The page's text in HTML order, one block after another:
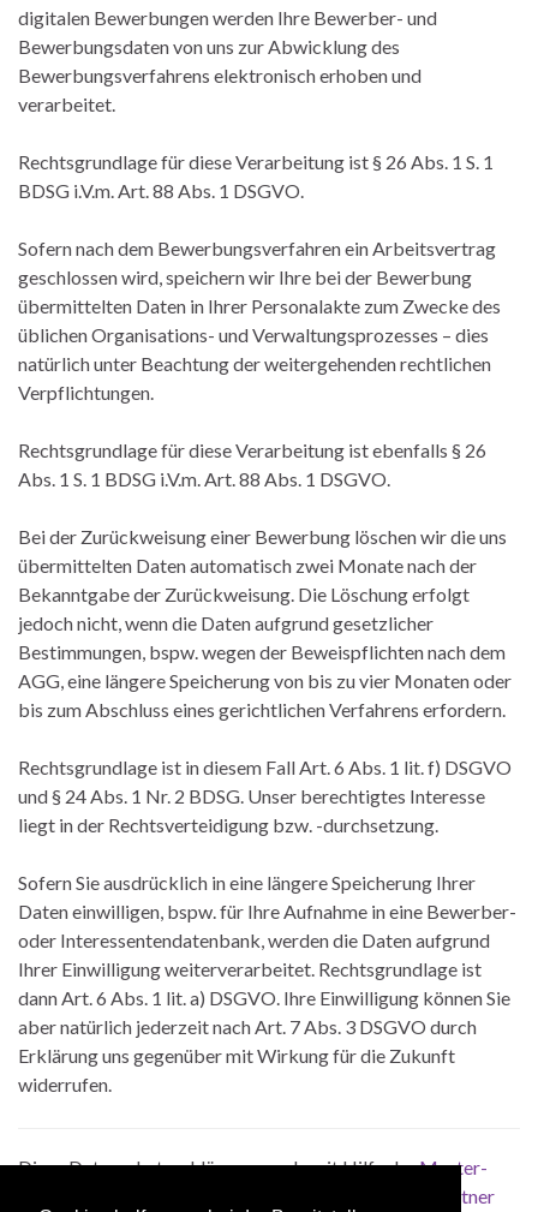
digitalen Bewerbungen werden Ihre Bewerber- und
Bewerbungsdaten von uns zur Abwicklung des
Bewerbungsverfahrens elektronisch erhoben und
verarbeitet.
Rechtsgrundlage für diese Verarbeitung ist § 26 Abs. 1 S. 1
BDSG i.V.m. Art. 88 Abs. 1 DSGVO.
Sofern nach dem Bewerbungsverfahren ein Arbeitsvertrag
geschlossen wird, speichern wir Ihre bei der Bewerbung
übermittelten Daten in Ihrer Personalakte zum Zwecke des
üblichen Organisations- und Verwaltungsprozesses – dies
natürlich unter Beachtung der weitergehenden rechtlichen
Verpflichtungen.
Rechtsgrundlage für diese Verarbeitung ist ebenfalls § 26
Abs. 1 S. 1 BDSG i.V.m. Art. 88 Abs. 1 DSGVO.
Bei der Zurückweisung einer Bewerbung löschen wir die uns
übermittelten Daten automatisch zwei Monate nach der
Bekanntgabe der Zurückweisung. Die Löschung erfolgt
jedoch nicht, wenn die Daten aufgrund gesetzlicher
Bestimmungen, bspw. wegen der Beweispflichten nach dem
AGG, eine längere Speicherung von bis zu vier Monaten oder
bis zum Abschluss eines gerichtlichen Verfahrens erfordern.
Rechtsgrundlage ist in diesem Fall Art. 6 Abs. 1 lit. f) DSGVO
und § 24 Abs. 1 Nr. 2 BDSG. Unser berechtigtes Interesse
liegt in der Rechtsverteidigung bzw. -durchsetzung.
Sofern Sie ausdrücklich in eine längere Speicherung Ihrer
Daten einwilligen, bspw. für Ihre Aufnahme in eine Bewerber-
oder Interessentendatenbank, werden die Daten aufgrund
Ihrer Einwilligung weiterverarbeitet. Rechtsgrundlage ist
dann Art. 6 Abs. 1 lit. a) DSGVO. Ihre Einwilligung können Sie
aber natürlich jederzeit nach Art. 7 Abs. 3 DSGVO durch
Erklärung uns gegenüber mit Wirkung für die Zukunft
widerrufen.
Diese Datenschutzerklärung wurde mit Hilfe derMuster-
Anwaltskanzlei Weiß & Partner